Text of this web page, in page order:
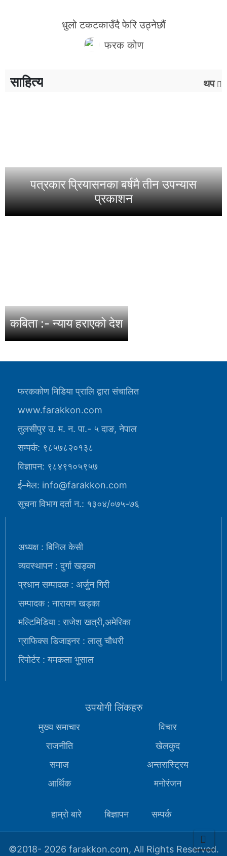
धुलो टकटकाउँदै फेरि उठ्नेछौं
फरक कोण
साहित्य थप
पत्रकार प्रियासनका बर्षमै तीन उपन्यास
प्रकाशन
कबिता :- न्याय हराएको देश
फरककोण मिडिया प्रालि द्वारा संचालित
www.farakkon.com
तुलसीपुर उ. म. न. पा.- ५ दाङ, नेपाल
सम्पर्क: ९८५७८२०१३८
विज्ञापन: ९८४९१०५९५७
ई–मेल: info@farakkon.com
सूचना विभाग दर्ता न.: १३०४/०७५-७६
अध्यक्ष : बिनिल केसी
व्यवस्थापन : दुर्गा खड्का
प्रधान सम्पादक : अर्जुन गिरी
सम्पादक : नारायण खड्का
मल्टिमिडिया : राजेश खत्री,अमेरिका
ग्राफिक्स डिजाइनर : लालु चौधरी
रिपोर्टर : यमकला भुसाल
उपयोगी लिंकहरु
मुख्य समाचार
राजनीति
समाज
आर्थिक
विचार
खेलकुद
अन्तरास्ट्रिय
मनोरंजन
हाम्रो बारे बिज्ञापन सम्पर्क
©2018- 2026 farakkon.com, All Rights Reserved.